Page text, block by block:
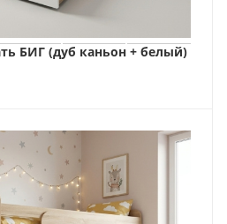
БИГ (дуб каньон + белый)